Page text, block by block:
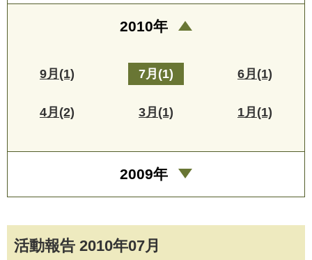
活動報告 2010年07月
2010年
9月(1) 7月(1) 6月(1)
4月(2) 3月(1) 1月(1)
2009年